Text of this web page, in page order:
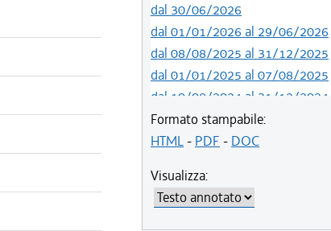
dal 30/06/2026
dal 01/01/2026 al 29/06/2026
dal 08/08/2025 al 31/12/2025
dal 01/01/2025 al 07/08/2025
dal 10/08/2024 al 31/12/2024
dal 01/01/2024 al 09/08/2024
dal 12/08/2023 al 31/12/2023
dal 14/06/2022 al 08/08/2022
dal 01/01/2022 al 13/06/2022
dal 16/12/2021 al 31/12/2021
Formato stampabile:
HTML- PDF - DOC
Visualizza: